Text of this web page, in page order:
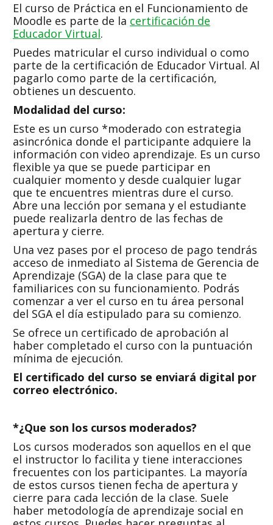
El curso de Práctica en el Funcionamiento de
Moodle es parte de la certificación de
Educador Virtual.
Puedes matricular el curso individual o como
parte de la certificación de Educador Virtual. Al
pagarlo como parte de la certificación,
obtienes un descuento.
Modalidad del curso:
Este es un curso *moderado con estrategia
asincrónica donde el participante adquiere la
información con video aprendizaje. Es un curso
flexible ya que se puede participar en
cualquier momento y desde cualquier lugar
que te encuentres mientras dure el curso.
Abre una lección por semana y el estudiante
puede realizarla dentro de las fechas de
apertura y cierre.
Una vez pases por el proceso de pago tendrás
acceso de inmediato al Sistema de Gerencia de
Aprendizaje (SGA) de la clase para que te
familiarices con su funcionamiento. Podrás
comenzar a ver el curso en tu área personal
del SGA el día estipulado para su comienzo.
Se ofrece un certificado de aprobación al
haber completado el curso con la puntuación
mínima de ejecución.
El certificado del curso se enviará digital por
correo electrónico.
*¿Que son los cursos moderados?
Los cursos moderados son aquellos en el que
el instructor lo facilita y tiene interacciones
frecuentes con los participantes. La mayoría
de estos cursos tienen fecha de apertura y
cierre para cada lección de la clase. Suele
haber metodología de aprendizaje social en